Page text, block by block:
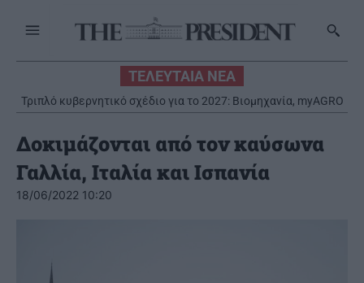
ΤΕΛΕΥΤΑΙΑ ΝΕΑ
Τριπλό κυβερνητικό σχέδιο για το 2027: Βιομηχανία, myAGRO
και ενεργειακές επενδύσεις στο προσκήνιο
Δοκιμάζονται από τον καύσωνα
Γαλλία, Ιταλία και Ισπανία
18/06/2022 10:20